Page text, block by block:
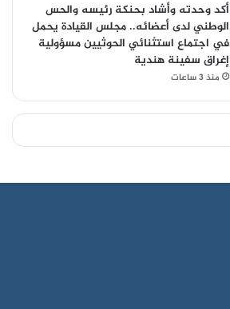
أكد وحدته وأشاد بحنكة رئيسه والحس
الوطني لدى أعضائه.. مجلس القيادة يحمل
في اجتماع استثنائي الحوثيين مسؤولية
إغراق سفينة هندية
منذ 3 ساعات